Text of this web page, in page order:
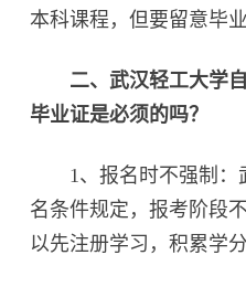
本科课程，但要留意毕
二、武汉轻工大学
毕业证是必须的吗？
1、报名时不强制：
名条件规定，报考阶段
以先注册学习，积累学分